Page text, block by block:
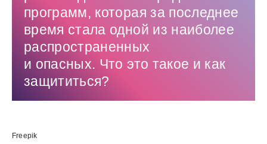
программ, которая за последнее
время стала одной из наиболее
распространенных
и опасных. Что это такое и как
защититься?
Использованные источники:
Freepik